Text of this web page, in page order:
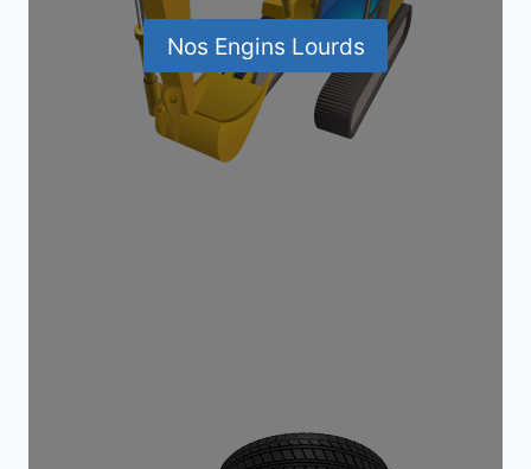
Nos Engins Lourds